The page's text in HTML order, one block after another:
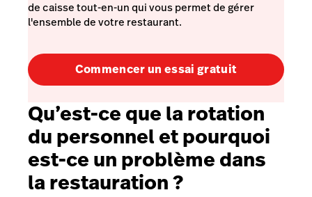
de caisse tout-en-un qui vous permet de gérer
l'ensemble de votre restaurant.
Commencer un essai gratuit
Qu’est-ce que la rotation
du personnel et pourquoi
est-ce un problème dans
la restauration ?